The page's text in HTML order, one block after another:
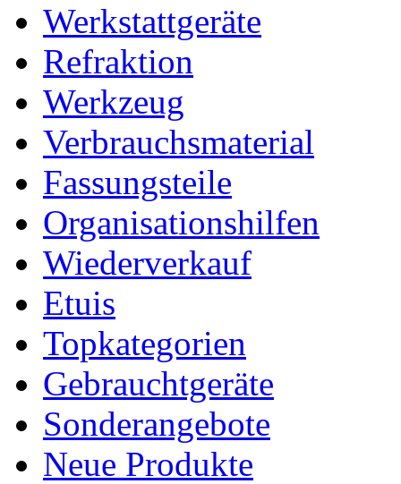
Werkstattgeräte
Refraktion
Werkzeug
Verbrauchsmaterial
Fassungsteile
Organisationshilfen
Wiederverkauf
Etuis
Topkategorien
Gebrauchtgeräte
Sonderangebote
Neue Produkte